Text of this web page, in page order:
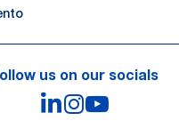
us on our socials
LinkedIn
Instagram